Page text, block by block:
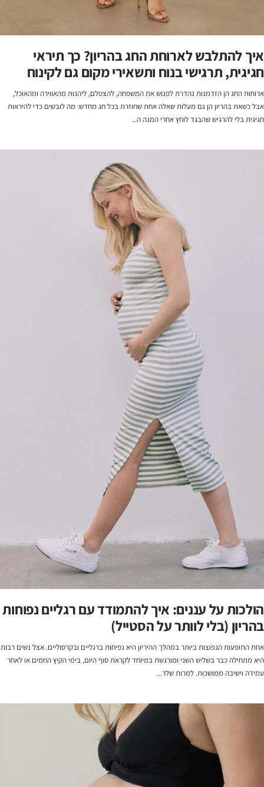
איך להתלבש לארוחת החג בהריון? כך תיראי
חגיגית, תרגישי בנוח ותשאירי מקום גם לקינוח
ארוחות החג הן הזדמנות נהדרת לפגוש את המשפחה, להצטלם, ליהנות מהאווירה ומהאוכל,
אבל כשאת בהריון הן גם מעלות שאלה אחת שחוזרת בכל חג מחדש: מה לובשים כדי להיראות
חגיגית בלי להרגיש שהבגד לוחץ אחרי המנה ה...
הולכות על עננים: איך להתמודד עם רגליים נפוחות
בהריון (בלי לוותר על הסטייל)
אחת התופעות הנפוצות ביותר במהלך ההיריון היא נפיחות ברגליים ובקרסוליים. אצל נשים רבות
היא מתחילה כבר בשליש השני ומורגשת במיוחד לקראת סוף היום, בימי הקיץ החמים או לאחר
עמידה וישיבה ממושכות. למרות שלר...